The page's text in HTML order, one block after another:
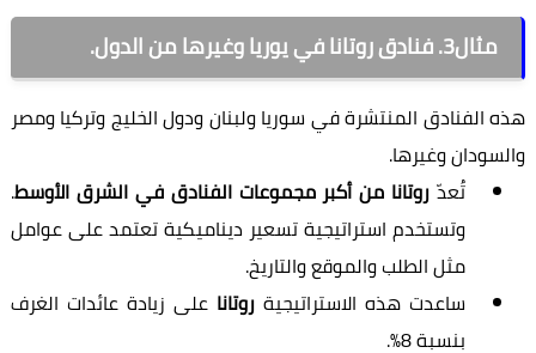
مثال3. فنادق روتانا في يوريا وغيرها من الدول.
هذه الفنادق المنتشرة في سوريا ولبنان ودول الخليج وتركيا ومصر
والسودان وغيرها.
تُعدّ روتانا من أكبر مجموعات الفنادق في الشرق الأوسط.
وتستخدم استراتيجية تسعير ديناميكية تعتمد على عوامل
مثل الطلب والموقع والتاريخ.
ساعدت هذه الاستراتيجية روتانا على زيادة عائدات الغرف
بنسبة 8%.